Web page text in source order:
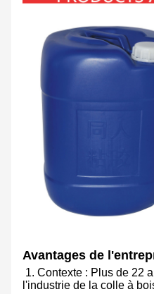
Avantages de
1. Contexte : Plus de 22
l'industrie de la colle à